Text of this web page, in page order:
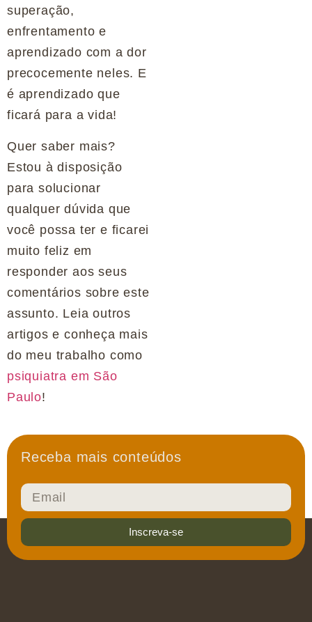
superação,
enfrentamento e
aprendizado com a dor
precocemente neles. E
é aprendizado que
ficará para a vida!
Quer saber mais?
Estou à disposição
para solucionar
qualquer dúvida que
você possa ter e ficarei
muito feliz em
responder aos seus
comentários sobre este
assunto. Leia outros
artigos e conheça mais
do meu trabalho como
psiquiatra em São
Paulo!
Receba mais conteúdos
Inscreva-se